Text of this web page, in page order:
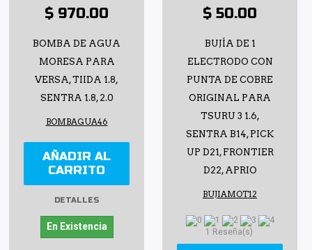
$ 970.00
BOMBA DE AGUA
MORESA PARA
VERSA, TIIDA 1.8,
SENTRA 1.8, 2.0
BOMBAGUA46
AÑADIR AL
CARRITO
DETALLES
En Existencia
$ 50.00
BUJÍA DE 1
ELECTRODO CON
PUNTA DE COBRE
ORIGINAL PARA
TSURU 3 1.6,
SENTRA B14, PICK
UP D21, FRONTIER
D22, APRIO
BUJIAMOT12
1 Reseña(s)